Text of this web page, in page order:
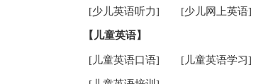
[少儿英语听力] [少儿网上英语]
【儿童英语】
[儿童英语口语] [儿童英语学习]